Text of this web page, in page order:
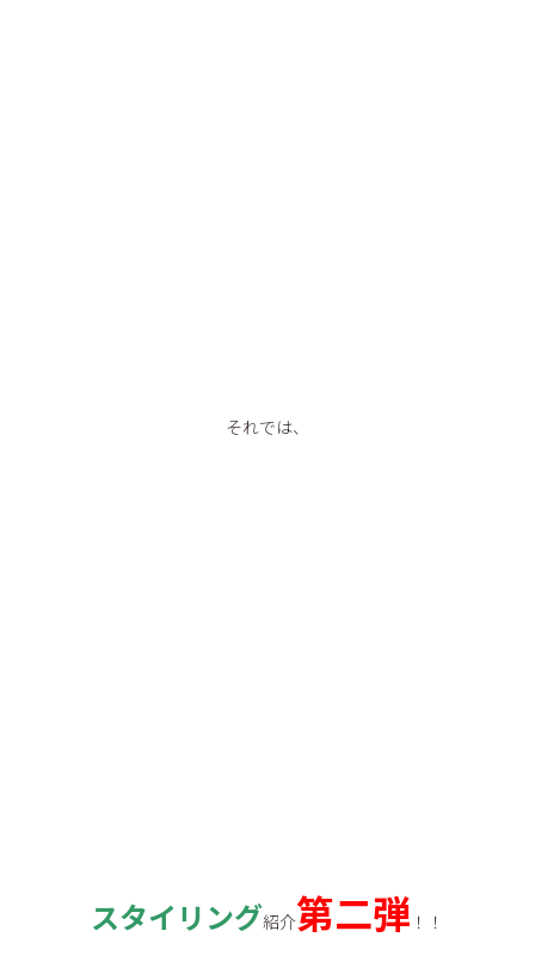
それでは、
スタイリング紹介第二弾 ！！